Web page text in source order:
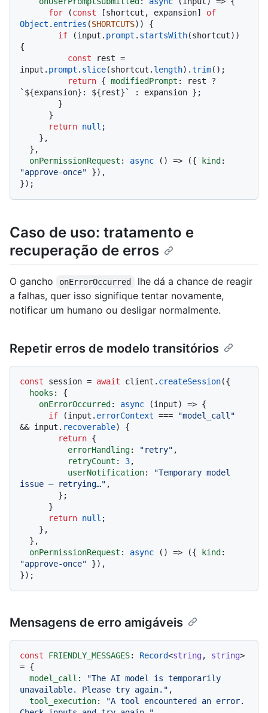
for (const [shortcut, expansion] of
Object . entries (SHORTCUTS)) {
if (input. prompt . startsWith(shortcut))
{
const rest =
input. prompt . slice(shortcut. length).trim();
return { modifiedPrompt
` ${expansion} : ${rest} `
: expansion };
return null ;
onPermissionRequest : async () => ({ kind
"approve-once" }),
Caso de uso: tratamento e
recuperação de erros
O gancho onErrorOccurred
lhe dá a chance de reagir
a falhas, quer isso signifique tentar novamente,
notificar um humano ou desligar normalmente.
Repetir erros de modelo transitórios
const session = await client. createSession({
hooks : {
onErrorOccurred : async (input) => {
if (input. errorContext ===
"model_call"
&& input. recoverable) {
return {
errorHandling: "retry" ,
retryCount : 3,
userNotification:
"Temporary model
issue — retrying…" ,
return null ;
onPermissionRequest : async () => ({ kind
"approve-once" }),
Mensagens de erro amigáveis
const FRIENDLY_MESSAGES: Record<string, string>
= {
model_call :
"The AI model is temporarily
unavailable. Please try again." ,
tool_execution:
"A tool encountered an error.